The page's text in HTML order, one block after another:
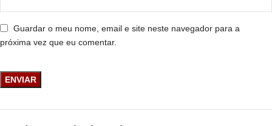
Guardar o meu nome, email e site neste navegador para a
próxima vez que eu comentar.